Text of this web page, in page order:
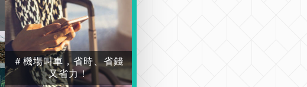
＃機場叫車，省時、省錢
又省力！